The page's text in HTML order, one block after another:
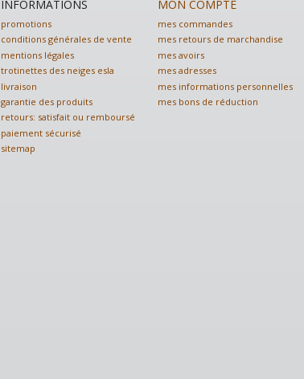
INFORMATIONS
promotions
conditions générales de vente
mentions légales
trotinettes des neiges esla
livraison
garantie des produits
retours: satisfait ou remboursé
paiement sécurisé
sitemap
MON COMPTE
mes commandes
mes retours de marchandise
mes avoirs
mes adresses
mes informations personnelles
mes bons de réduction